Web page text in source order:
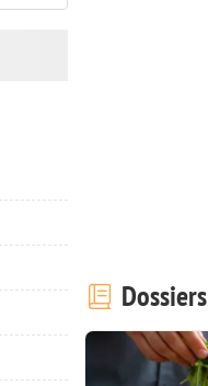
Dossiers